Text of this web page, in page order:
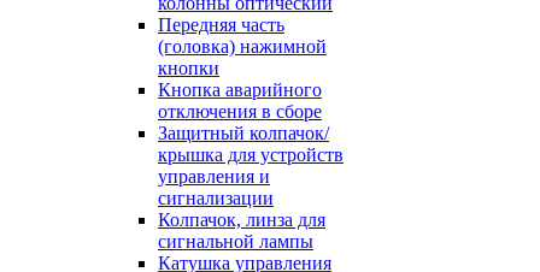
Передняя часть
(головка) нажимной
кнопки
Кнопка аварийного
отключения в сборе
Защитный колпачок/
крышка для устройств
управления и
сигнализации
Колпачок, линза для
сигнальной лампы
Катушка управления